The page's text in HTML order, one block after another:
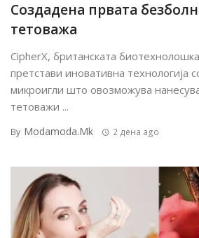
Создадена првата
тетоважа
CipherX, британската
претстави иновативна технологија
микроигли што овозможува
тетоважи ...
By Modamoda.mk 2 дена ago